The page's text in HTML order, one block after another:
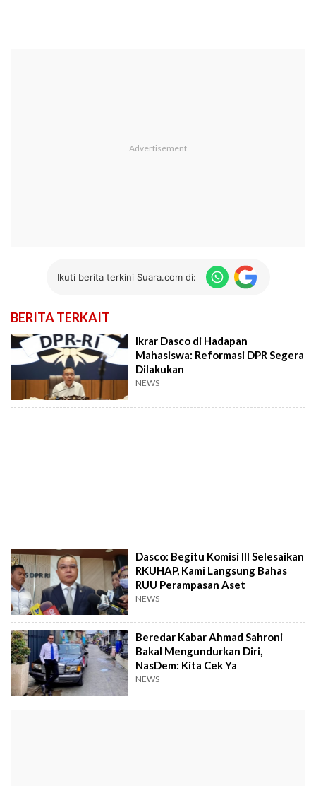
Ikuti berita terkini Suara.com di:
BERITA TERKAIT
Ikrar Dasco di Hadapan
Mahasiswa: Reformasi DPR Segera
Dilakukan
NEWS
Dasco: Begitu Komisi III Selesaikan
RKUHAP, Kami Langsung Bahas
RUU Perampasan Aset
NEWS
Beredar Kabar Ahmad Sahroni
Bakal Mengundurkan Diri,
NasDem: Kita Cek Ya
NEWS